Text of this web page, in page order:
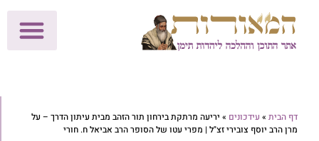
דף הבית » עידכונים » יריעה מרתקת בירחון תור הזהב מבית עיתון הדרך – על
מרן הרב יוסף צובירי זצ"ל | מפרי עטו של הסופר הרב אביאל ח. חורי